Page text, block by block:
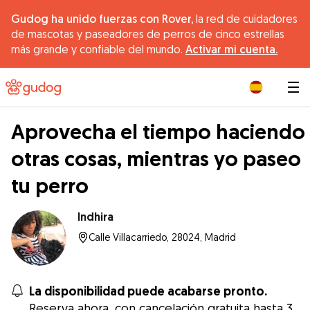
Gudog ha unido fuerzas con Rover, la red de cuidadores
de mascotas y paseadores de perros de cinco estrellas
más grande y confiable del mundo. Activar mi cuenta.
Aprovecha el tiempo haciendo
otras cosas, mientras yo paseo
tu perro
Indhira
Calle Villacarriedo, 28024, Madrid
La disponibilidad puede acabarse pronto.